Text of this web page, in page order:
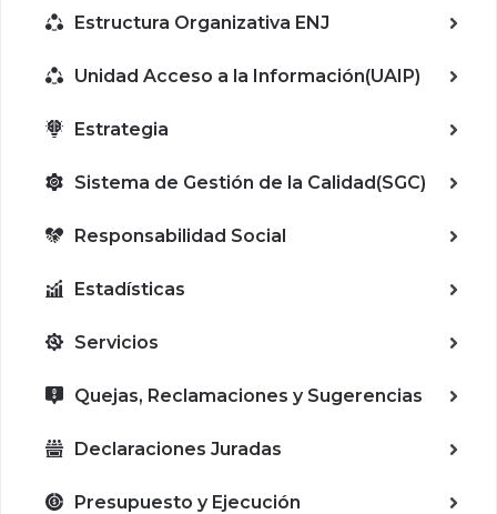
Estructura Organizativa ENJ
Unidad Acceso a la Información(UAIP)
Estrategia
Sistema de Gestión de la Calidad(SGC)
Responsabilidad Social
Estadísticas
Servicios
Quejas, Reclamaciones y Sugerencias
Declaraciones Juradas
Presupuesto y Ejecución